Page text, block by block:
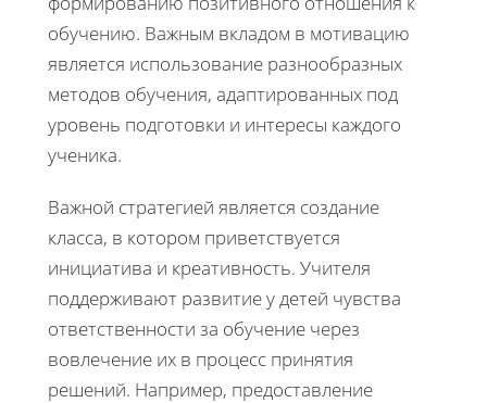
обучению. Важным вкладом в мотивацию
является использование разнообразных
методов обучения, адаптированных под
уровень подготовки и интересы каждого
ученика.
Важной стратегией является создание
класса, в котором приветствуется
инициатива и креативность. Учителя
поддерживают развитие у детей чувства
ответственности за обучение через
вовлечение их в процесс принятия
решений. Например, предоставление